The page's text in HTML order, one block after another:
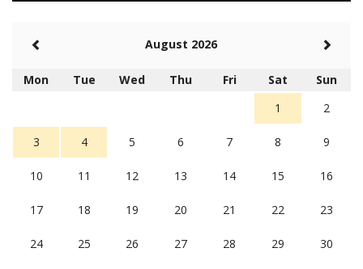
August 2026
Mon Tue Wed Thu Fri Sat
Sun
1
2
3 4 5 6 7 8 9
10 11 12 13 14 15 16
17 18 19 20 21 22 23
24 25 26 27 28 29 30